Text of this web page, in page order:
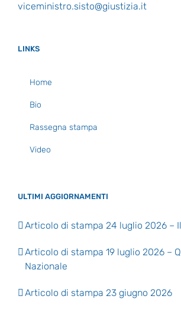
viceministro.sisto@giustizia.it
LINKS
Home
Bio
Rassegna stampa
Video
ULTIMI AGGIORNAMENTI
Articolo di stampa 24 luglio 2026 –
Articolo di stampa 19 luglio 2026 –
Nazionale
Articolo di stampa 23 giugno 2026